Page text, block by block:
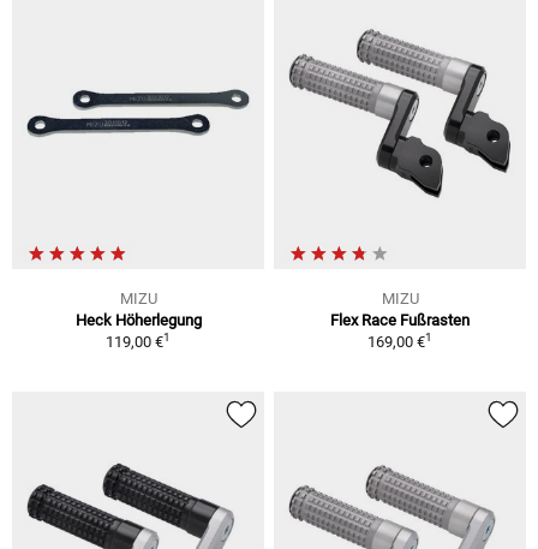
MIZU
Heck Höherlegung
119,00 €1
MIZU
Flex Race Fußrasten
169,00 €1